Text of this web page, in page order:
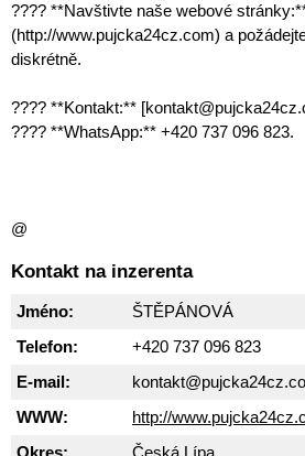
???? **Navštivte naše webové
(http://www.pujcka24cz.com) a
diskrétně.
???? **Kontakt:**
???? **WhatsApp:** +420 737 096 823.
@
Kontakt na inzerenta
Jméno:
ŠTĚPÁNOVÁ
Telefon:
+420 737 096 823
E-mail:
WWW:
http://
Okres:
Česká Lípa